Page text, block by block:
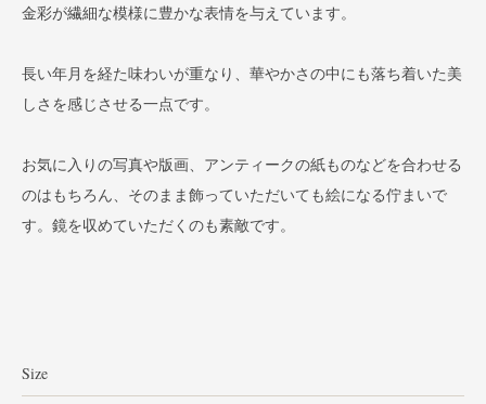
金彩が繊細な模様に豊かな表情を与えています。
長い年月を経た味わいが重なり、華やかさの中にも落ち着いた美
しさを感じさせる一点です。
お気に入りの写真や版画、アンティークの紙ものなどを合わせる
のはもちろん、そのまま飾っていただいても絵になる佇まいで
す。鏡を収めていただくのも素敵です。
Size